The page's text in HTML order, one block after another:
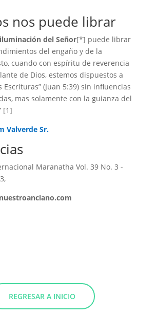
nos puede librar
del Señor[*] puede librar
del engaño y de la
cuando con espíritu de reverencia
de Dios, estemos dispuestos a
Escrituras” (Juan 5:39) sin influencias
mas solamente con la guianza del
[1]
Valverde Sr.
Maranatha Vol. 39 No. 3 -
nuestroanciano.com
REGRESAR A INICIO